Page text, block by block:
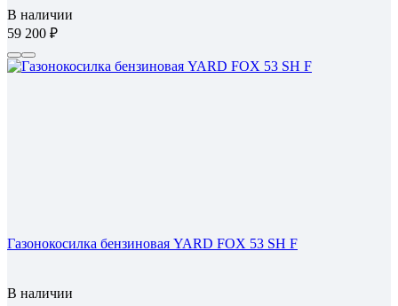
В наличии
59 200
Газонокосилка бензиновая YARD FOX 53 SH F
В наличии